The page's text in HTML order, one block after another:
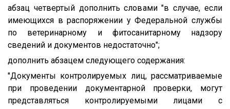
абзац четвертый дополнить словами "в случае, если
имеющихся в распоряжении у Федеральной службы
по ветеринарному и фитосанитарному надзору
сведений и документов недостаточно";
дополнить абзацем следующего содержания:
"Документы контролируемых лиц, рассматриваемые
при проведении документарной проверки, могут
представляться контролируемыми лицами с